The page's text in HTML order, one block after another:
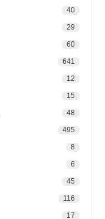
40
29
60
641
12
15
48
495
8
6
45
116
17